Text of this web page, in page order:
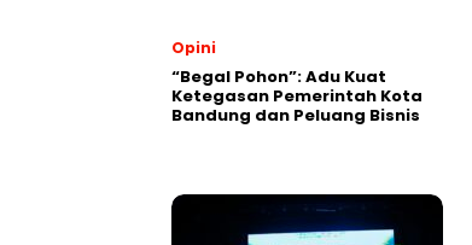
Opini
“Begal Pohon”: Adu Kuat
Ketegasan Pemerintah Kota
Bandung dan Peluang Bisnis